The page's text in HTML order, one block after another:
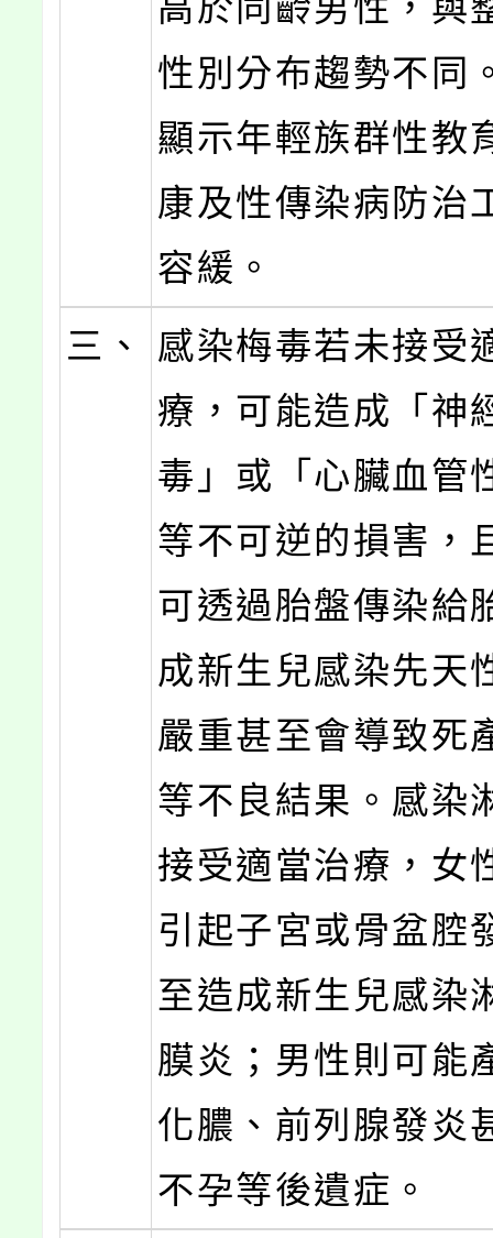
高於同齡男性，與
性別分布趨勢不同
顯示年輕族群性教
康及性傳染病防治
容緩。
三、
感染梅毒若未接受
療，可能造成「神
毒」或「心臟血管
等不可逆的損害，
可透過胎盤傳染給
成新生兒感染先天
嚴重甚至會導致死
等不良結果。感染
接受適當治療，女
引起子宮或骨盆腔
至造成新生兒感染
膜炎；男性則可能
化膿、前列腺發炎
不孕等後遺症。